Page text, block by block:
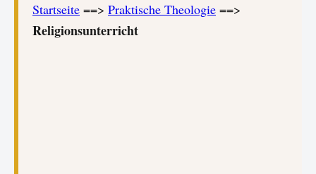
Startseite ==> Praktische Theologie ==>
Religionsunterricht